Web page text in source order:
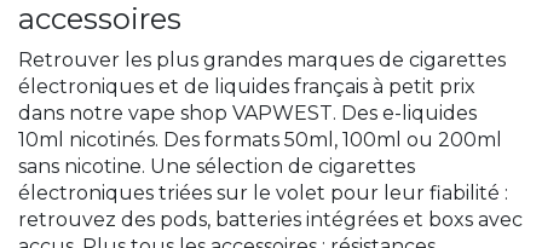
accessoires
Retrouver les plus grandes marques de cigarettes
électroniques et de liquides français à petit prix
dans notre vape shop VAPWEST. Des e-liquides
10ml nicotinés. Des formats 50ml, 100ml ou 200ml
sans nicotine. Une sélection de cigarettes
électroniques triées sur le volet pour leur fiabilité :
retrouvez des pods, batteries intégrées et boxs avec